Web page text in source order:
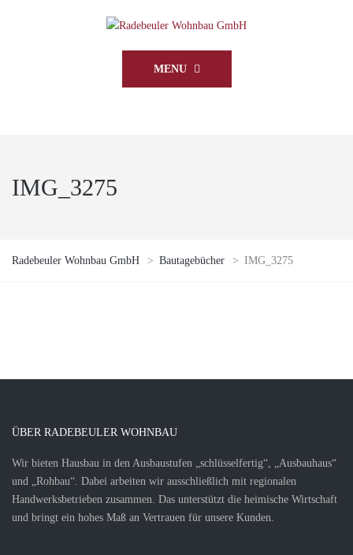
MENU
IMG_3275
Radebeuler Wohnbau GmbH > Bautagebücher > IMG_3275
ÜBER RADEBEULER WOHNBAU
Wir bieten Hausbau in den Ausbaustufen „schlüsselfertig“, „Ausbauhaus“
und „Rohbau“. Dabei arbeiten wir ausschließlich mit regionalen
Handwerksbetrieben zusammen. Das unterstützt die heimische Wirtschaft
und bringt ein hohes Maß an Vertrauen für unsere Kunden.